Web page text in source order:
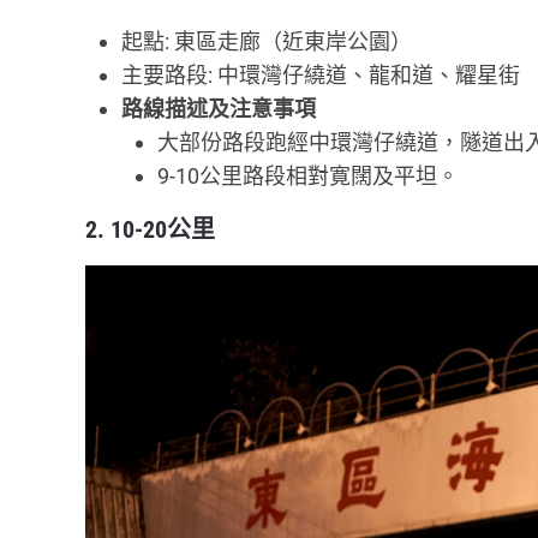
起點: 東區走廊（近東岸公園）
主要路段: 中環灣仔繞道、龍和道、耀星街
路線描述及注意事項
大部份路段跑經中環灣仔繞道，隧道
9-10公里路段相對寛闊及平坦。
2. 10-20公里